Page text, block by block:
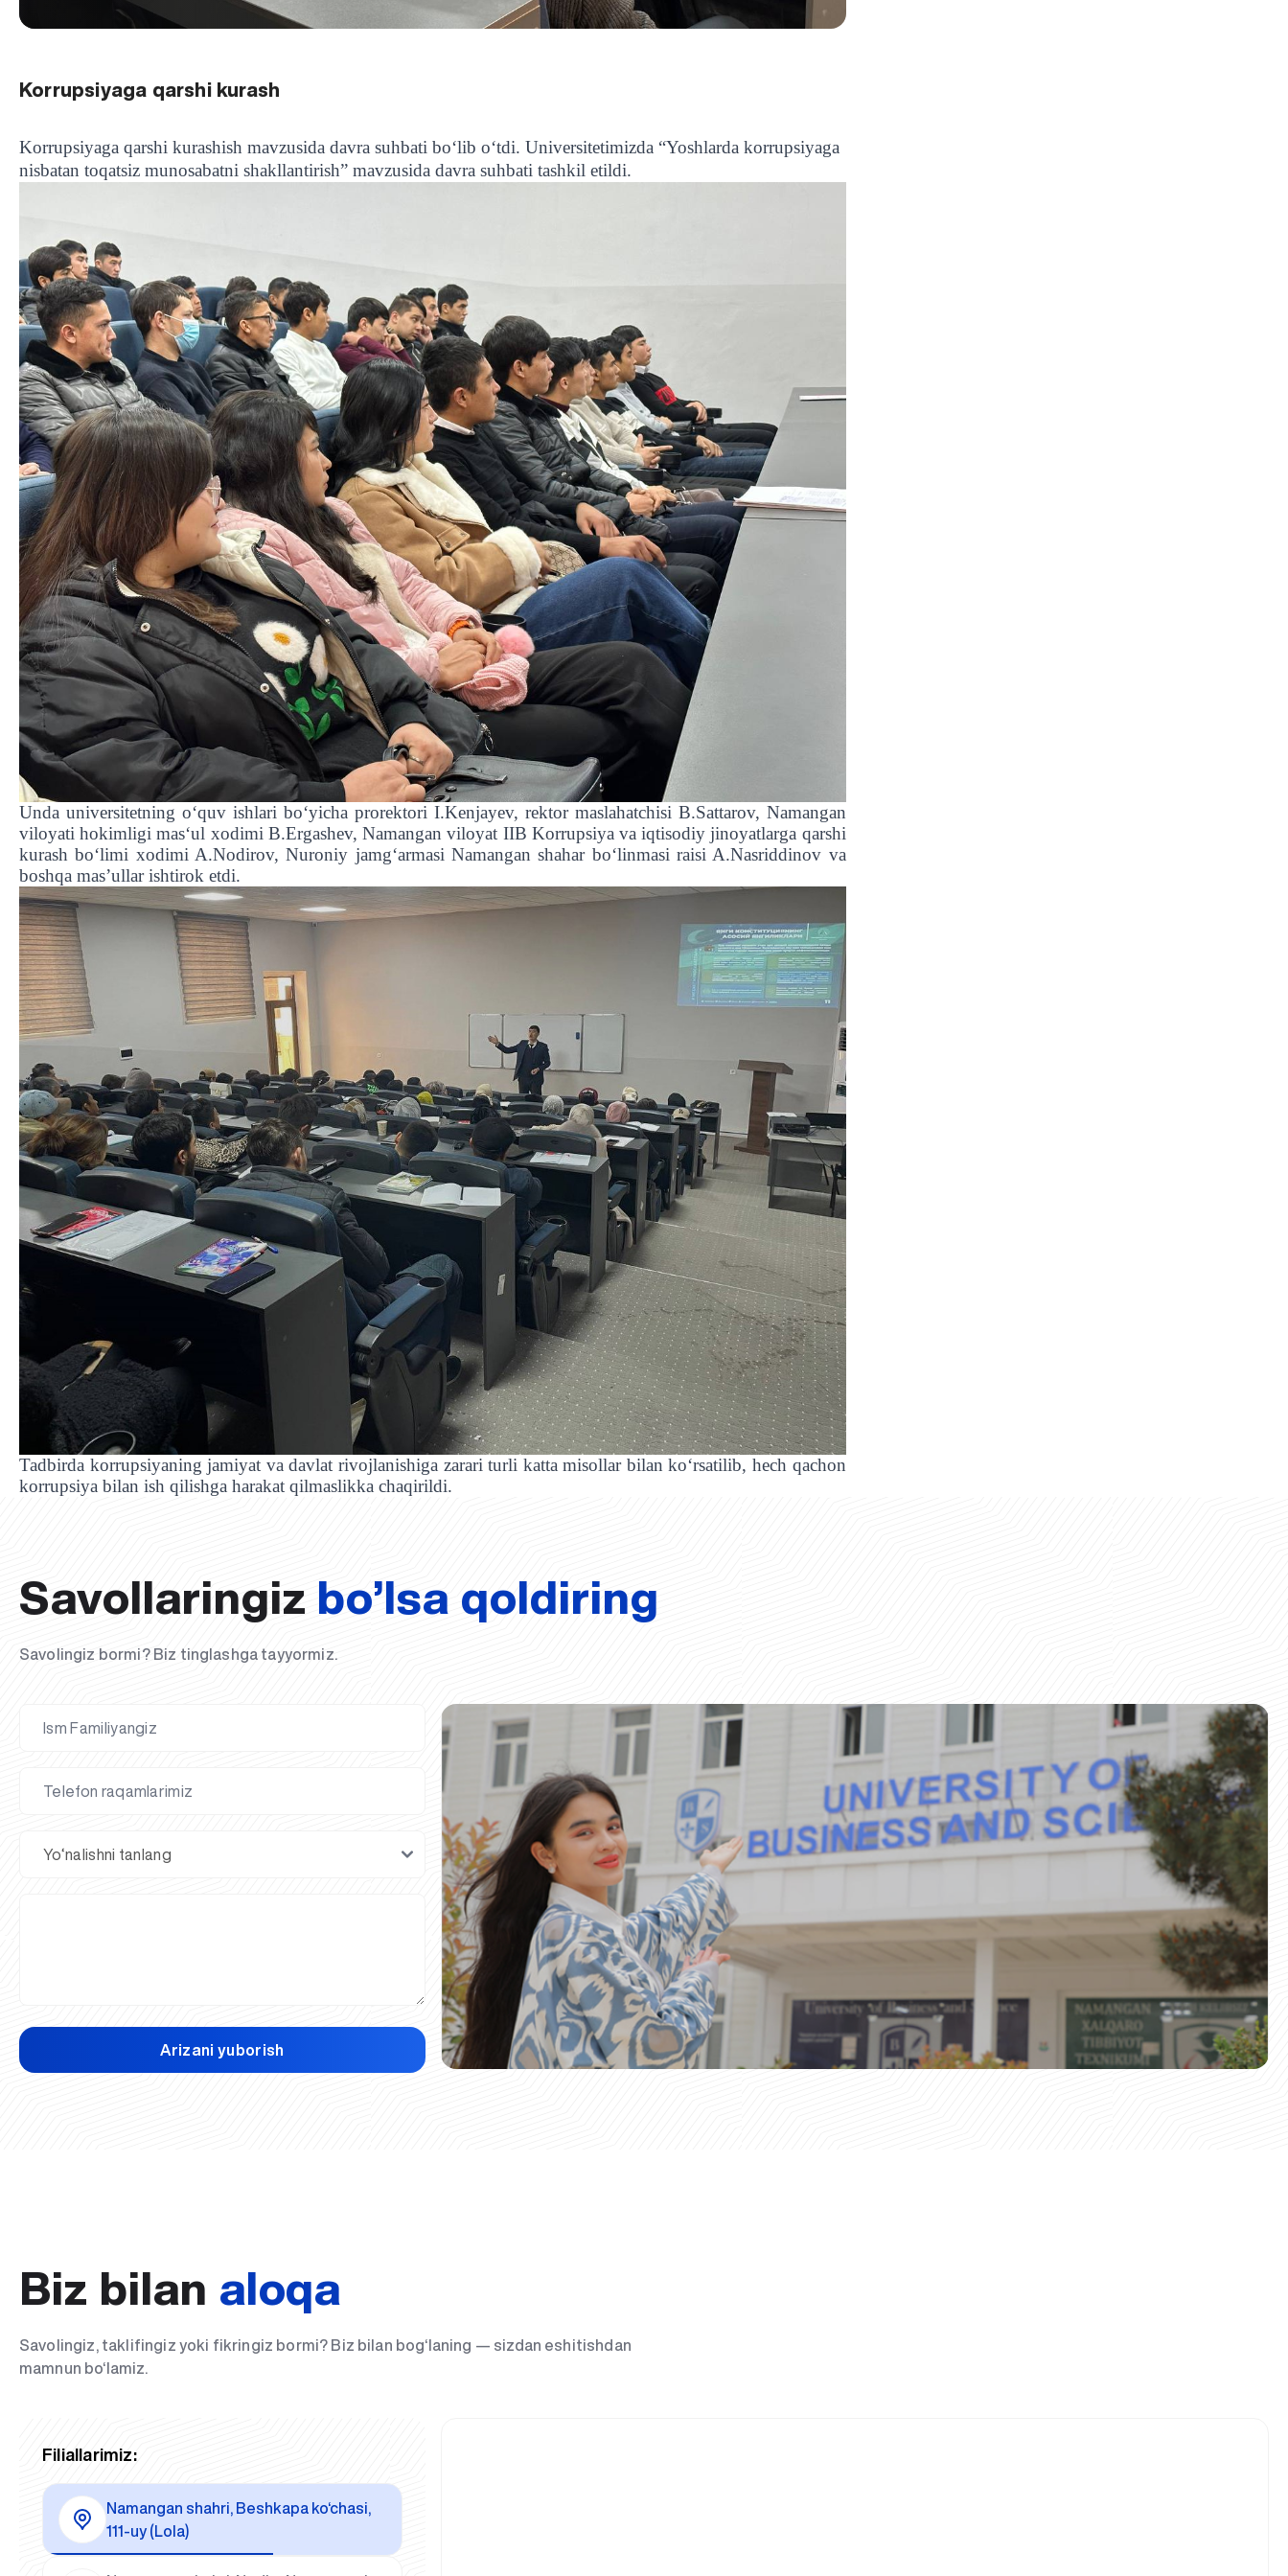
Korrupsiyaga qarshi kurash
Korrupsiyaga qarshi kurashish mavzusida davra suhbati bo‘lib o‘tdi. Universitetimizda “Yoshlarda korrupsiyaga
nisbatan toqatsiz munosabatni shakllantirish” mavzusida davra suhbati tashkil etildi.
Unda universitetning o‘quv ishlari bo‘yicha prorektori I.Kenjayev, rektor maslahatchisi B.Sattarov, Namangan
viloyati hokimligi mas‘ul xodimi B.Ergashev, Namangan viloyat IIB Korrupsiya va iqtisodiy jinoyatlarga qarshi
kurash bo‘limi xodimi A.Nodirov, Nuroniy jamg‘armasi Namangan shahar bo‘linmasi raisi A.Nasriddinov va
boshqa mas’ullar ishtirok etdi.
Tadbirda korrupsiyaning jamiyat va davlat rivojlanishiga zarari turli katta misollar bilan ko‘rsatilib, hech qachon
korrupsiya bilan ish qilishga harakat qilmaslikka chaqirildi.
Savollaringiz bo’lsa qoldiring
Savolingiz bormi? Biz tinglashga tayyormiz.
Arizani yuborish
Biz bilan aloqa
Savolingiz, taklifingiz yoki fikringiz bormi? Biz bilan bog‘laning — sizdan eshitishdan
mamnun bo‘lamiz.
Filiallarimiz:
Namangan shahri, Beshkapa ko‘chasi,
111-uy (Lola)